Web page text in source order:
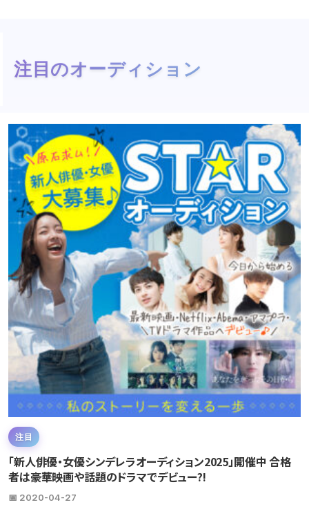
注目のオーディション
注目
「新人俳優・女優シンデレラオーディション2025」開催中 合格
者は豪華映画や話題のドラマでデビュー?!
📅 2020-04-27